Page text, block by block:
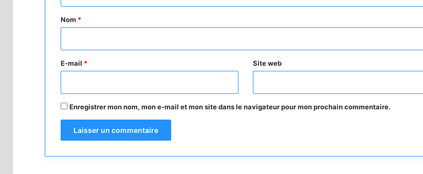
a
e
Nom *
E-mail * Site web
Enregistrer mon nom, mon e-mail et mon site dans le navigateur pour mon prochain commentaire.